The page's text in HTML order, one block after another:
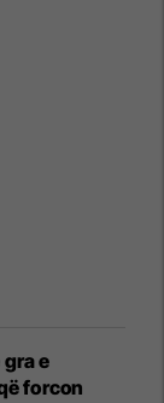
e
forcon